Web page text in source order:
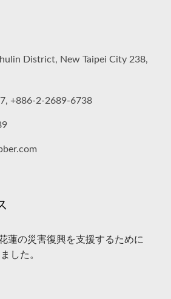
District, New Taipei City 238,
+886-2-2689-6738
蓮の災害復興を支援するために
した。